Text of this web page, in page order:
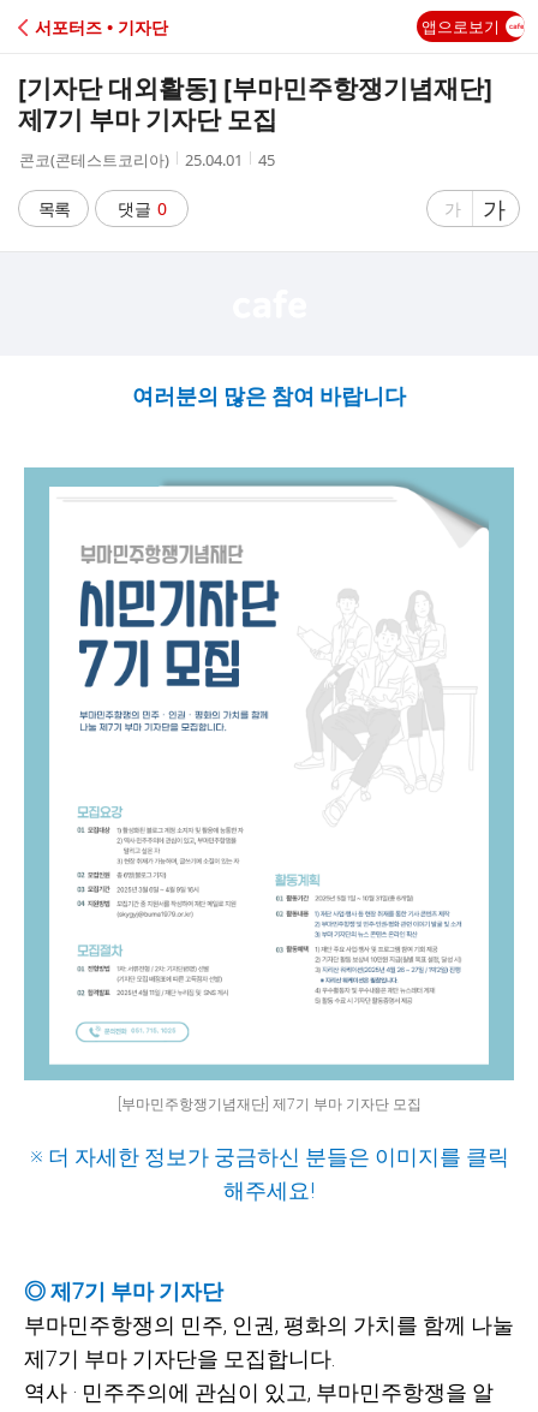
C
A
서포터즈 • 기자단 앱으로보기
[기자단 대외활동] [부마민주항쟁기념재단]
제7기 부마 기자단 모집
작
자
콘코(콘테스트코리아)
작
시
간
25.04.01
조
45
목록 댓글 0
글
가
글
자
가
여러분의 많은 참여 바랍니다
[부마민주항쟁기념재단] 제7기 부마 기자단 모집
※ 더 자세한 정보가 궁금하신 분들은 이미지를 클릭
해주세요!
◎ 제7기 부마 기자단
부마민주항쟁의 민주, 인권, 평화의 가치를 함께 나눌
제7기 부마 기자단을 모집합니다.
역사 · 민주주의에 관심이 있고, 부마민주항쟁을 알